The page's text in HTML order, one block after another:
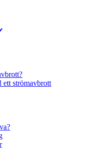
ett strömavbrott